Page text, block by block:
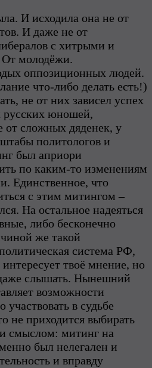
И исходила она не от
И даже не от
с хитрыми и
молодёжи.
оппозиционных людей.
что-либо делать есть!)
не от них зависел успех
русских юношей,
от сложных дяденек, у
политологов и
был априори
по каким-то изменениям
Единственное, что
с этим митингом –
На остальное надеяться
либо бесконечно
же такой
система РФ,
твоё мнение, но
даже слышать. Нынешний
возможности
участвовать в судьбе
не приходится выбирать
смыслом: митинг на
был нелегален и
и вправду